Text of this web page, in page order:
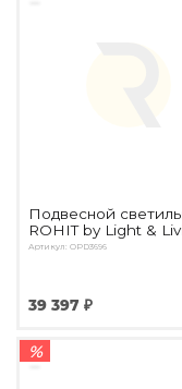
Подвесной
ROHIT by Light &
Артикул: OPD3696
39 397 ₽
%